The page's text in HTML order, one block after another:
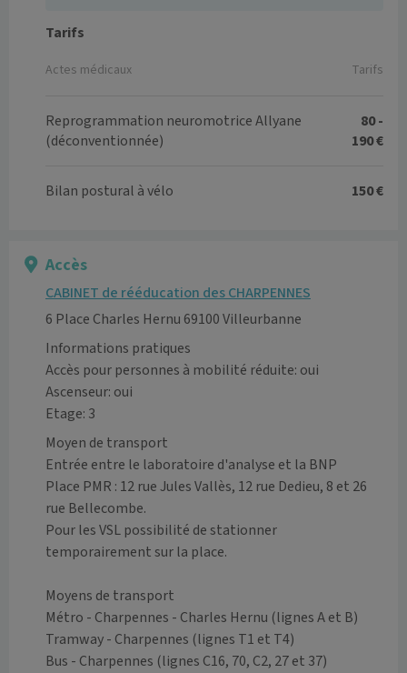
Tarifs
Actes médicaux Tarifs
Reprogrammation neuromotrice Allyane
(déconventionnée)
80 -
190 €
Bilan postural à vélo 150 €
Accès
CABINET de rééducation des CHARPENNES
6 Place Charles Hernu 69100 Villeurbanne
Informations pratiques
Accès pour personnes à mobilité réduite: oui
Ascenseur: oui
Etage: 3
Moyen de transport
Entrée entre le laboratoire d'analyse et la BNP
Place PMR : 12 rue Jules Vallès, 12 rue Dedieu, 8 et 26
rue Bellecombe.
Pour les VSL possibilité de stationner
temporairement sur la place.
Moyens de transport
Métro - Charpennes - Charles Hernu (lignes A et B)
Tramway - Charpennes (lignes T1 et T4)
Bus - Charpennes (lignes C16, 70, C2, 27 et 37)